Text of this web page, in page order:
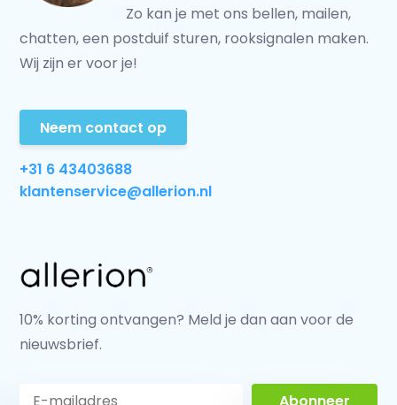
Zo kan je met ons bellen, mailen,
chatten, een postduif sturen, rooksignalen maken.
Wij zijn er voor je!
Neem contact op
+31 6 43403688
klantenservice@allerion.nl
10% korting ontvangen? Meld je dan aan voor de
nieuwsbrief.